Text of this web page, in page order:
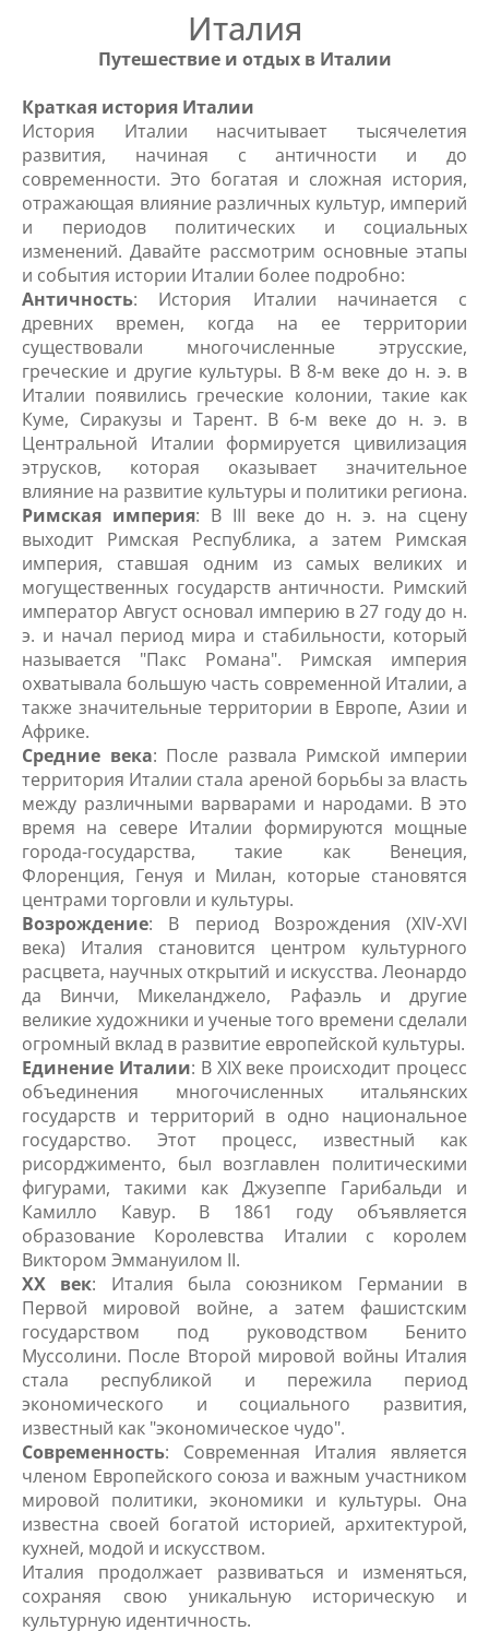
Италия
Путешествие и отдых в Италии
Краткая история Италии
История Италии насчитывает тысячелетия
развития, начиная с античности и до
современности. Это богатая и сложная история,
отражающая влияние различных культур, империй
и периодов политических и социальных
изменений. Давайте рассмотрим основные этапы
и события истории Италии более подробно:
Античность: История Италии начинается с
древних времен, когда на ее территории
существовали многочисленные этрусские,
греческие и другие культуры. В 8-м веке до н. э. в
Италии появились греческие колонии, такие как
Куме, Сиракузы и Тарент. В 6-м веке до н. э. в
Центральной Италии формируется цивилизация
этрусков, которая оказывает значительное
влияние на развитие культуры и политики региона.
Римская империя: В III веке до н. э. на сцену
выходит Римская Республика, а затем Римская
империя, ставшая одним из самых великих и
могущественных государств античности. Римский
император Август основал империю в 27 году до н.
э. и начал период мира и стабильности, который
называется "Пакс Романа". Римская империя
охватывала большую часть современной Италии, а
также значительные территории в Европе, Азии и
Африке.
Средние века: После развала Римской империи
территория Италии стала ареной борьбы за власть
между различными варварами и народами. В это
время на севере Италии формируются мощные
города-государства, такие как Венеция,
Флоренция, Генуя и Милан, которые становятся
центрами торговли и культуры.
Возрождение: В период Возрождения (XIV-XVI
века) Италия становится центром культурного
расцвета, научных открытий и искусства. Леонардо
да Винчи, Микеланджело, Рафаэль и другие
великие художники и ученые того времени сделали
огромный вклад в развитие европейской культуры.
Единение Италии: В XIX веке происходит процесс
объединения многочисленных итальянских
государств и территорий в одно национальное
государство. Этот процесс, известный как
рисорджименто, был возглавлен политическими
фигурами, такими как Джузеппе Гарибальди и
Камилло Кавур. В 1861 году объявляется
образование Королевства Италии с королем
Виктором Эммануилом II.
XX век: Италия была союзником Германии в
Первой мировой войне, а затем фашистским
государством под руководством Бенито
Муссолини. После Второй мировой войны Италия
стала республикой и пережила период
экономического и социального развития,
известный как "экономическое чудо".
Современность: Современная Италия является
членом Европейского союза и важным участником
мировой политики, экономики и культуры. Она
известна своей богатой историей, архитектурой,
кухней, модой и искусством.
Италия продолжает развиваться и изменяться,
сохраняя свою уникальную историческую и
культурную идентичность.